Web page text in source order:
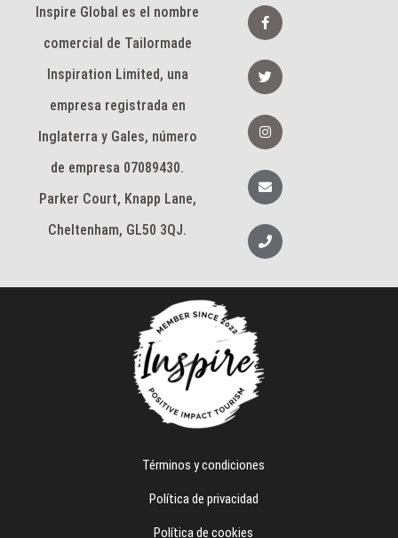
Inspire Global es el nombre
comercial de Tailormade
Inspiration Limited, una
empresa registrada en
Inglaterra y Gales, número
de empresa 07089430.
Parker Court, Knapp Lane,
Cheltenham, GL50 3QJ.
e
d
F
a
c
b
o
o
-
f
G
o
r
e
o
n
s
a
g
m
S
o
b
eT
e
l
Términos y condiciones
Política de privacidad
Política de cookies